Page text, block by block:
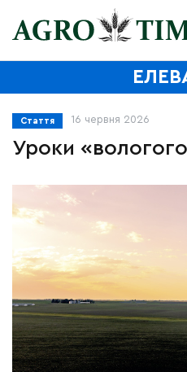
Стаття 16 червня 2026
Уроки